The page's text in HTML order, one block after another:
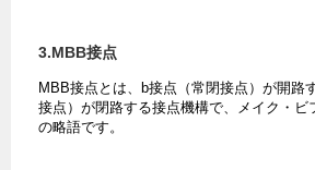
3.MBB接点
MBB接点とは、b接点（常閉接点）が開路
接点）が閉路する接点機構で、メイク・ビ
の略語です。